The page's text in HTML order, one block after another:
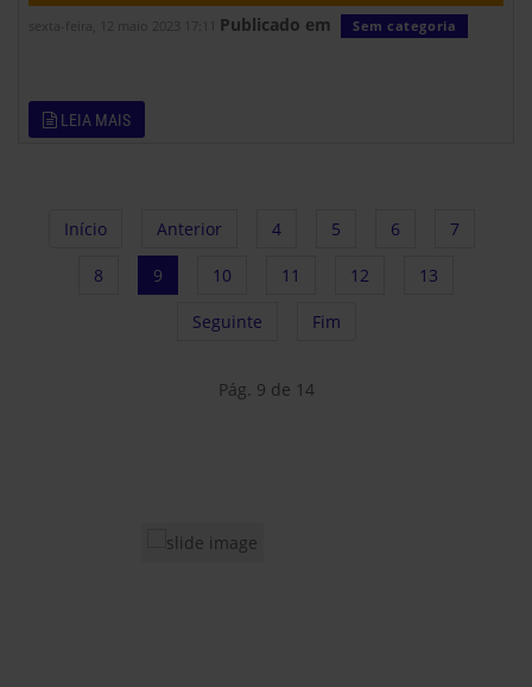
sexta-feira, 12 maio 2023 17:11 Publicado em Sem categoria
LEIA MAIS
Início Anterior 4 5 6 7
8 9 10 11 12 13
Seguinte Fim
Pág. 9 de 14